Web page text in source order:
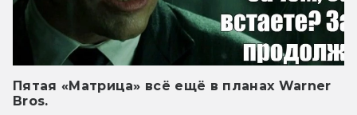
Пятая «Матрица» всё ещё в планах Warner
Bros.